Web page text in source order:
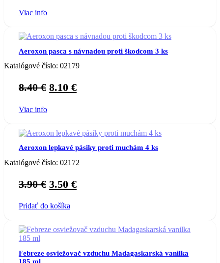
Viac info
Aeroxon pasca s návnadou proti škodcom 3 ks
Katalógové číslo: 02179
8.40€ Original
8.10 €Current
Viac info
Aeroxon lepkavé pásiky proti muchám 4 ks
Katalógové číslo: 02172
3.90€ Original
was:
3.50 €Current
Pridať do košíka
Febreze osviežovač vzduchu Madagaskarská vanilka